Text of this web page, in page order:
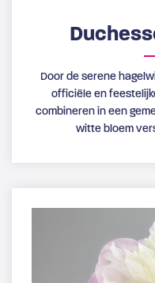
Door de serene
officiële en
combineren in een
witte bloem